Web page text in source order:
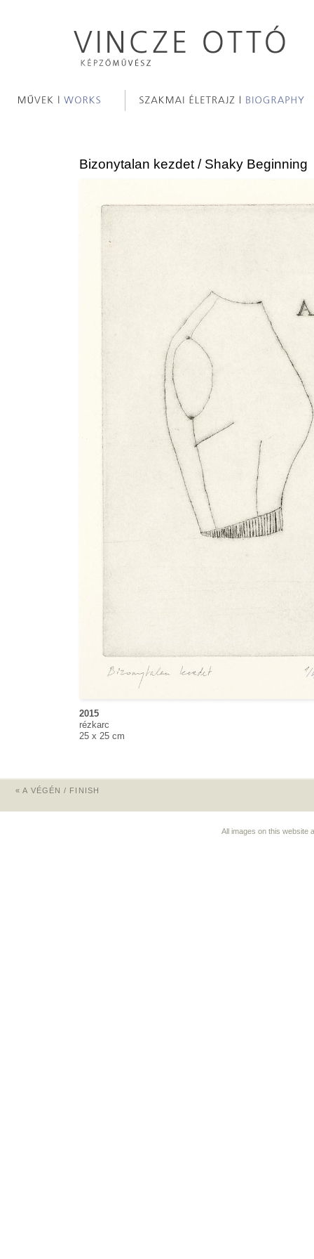
Bizonytalan kezdet / Shaky Beginning
2015
rézkarc
25 x 25 cm
« A VÉGÉN / FINISH
All images on this website